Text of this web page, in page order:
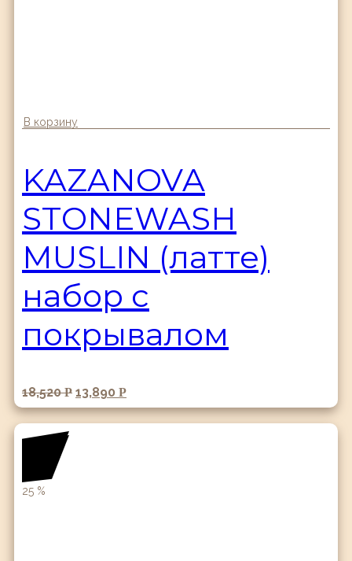
В корзину
KAZANOVA
STONEWASH
MUSLIN (латте)
набор с
покрывалом
18,520Р 13,890 Р
25 %